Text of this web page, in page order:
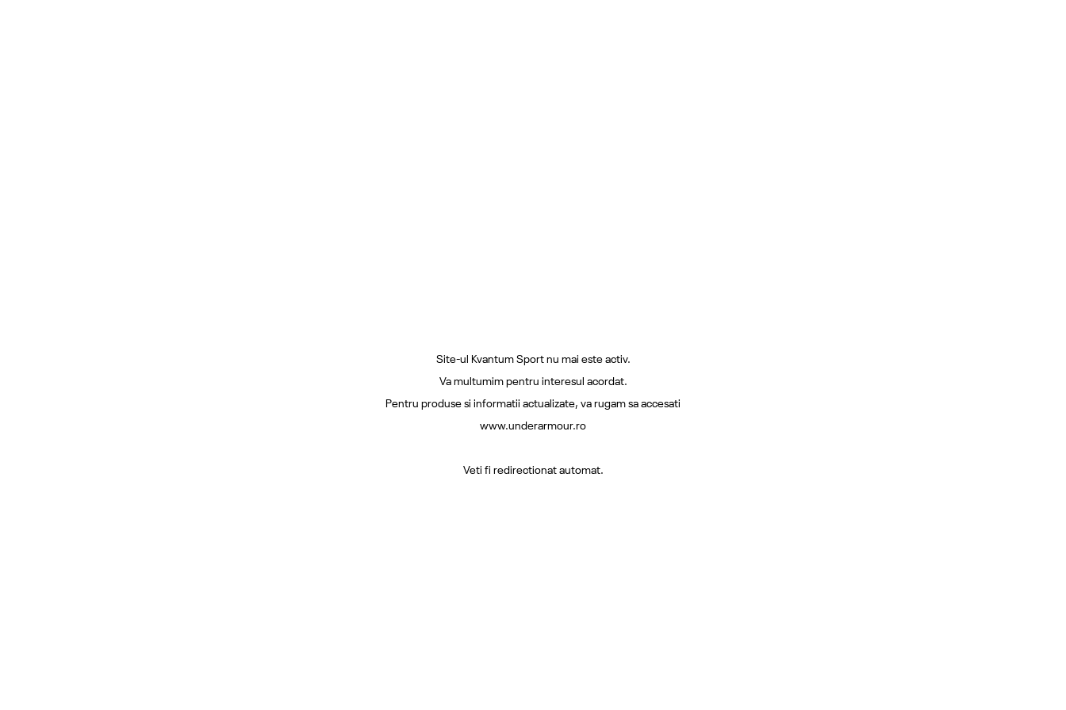
Site-ul Kvantum Sport nu mai este activ.
Va multumim pentru interesul acordat.
Pentru produse si informatii actualizate, va rugam sa accesati
www.underarmour.ro
Veti fi redirectionat automat.